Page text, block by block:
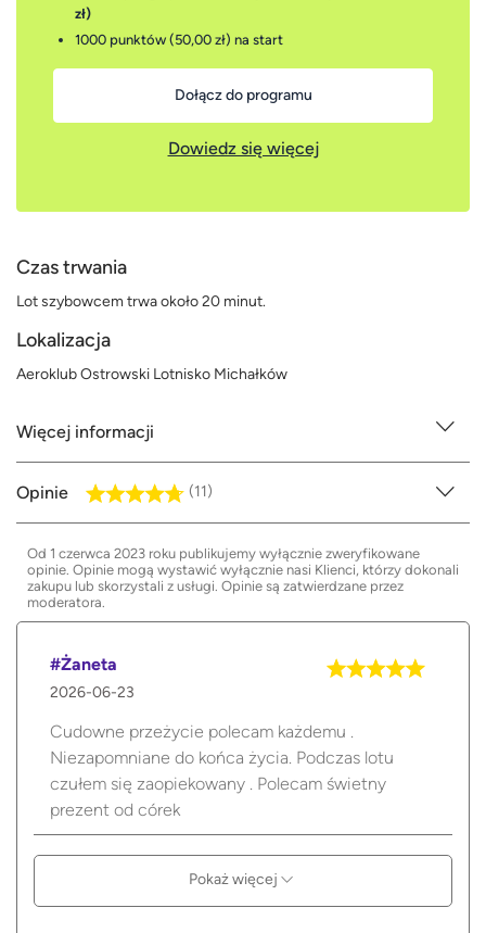
zł)
1000 punktów (50,00 zł) na start
Dołącz do programu
Dowiedz się więcej
Czas trwania
Lot szybowcem trwa około 20 minut.
Lokalizacja
Aeroklub Ostrowski Lotnisko Michałków
Więcej informacji
Opinie (11)
Od 1 czerwca 2023 roku publikujemy wyłącznie zweryfikowane
opinie. Opinie mogą wystawić wyłącznie nasi Klienci, którzy dokonali
zakupu lub skorzystali z usługi. Opinie są zatwierdzane przez
moderatora.
#Żaneta
2026-06-23
Cudowne przeżycie polecam każdemu .
Niezapomniane do końca życia. Podczas lotu
czułem się zaopiekowany . Polecam świetny
prezent od córek
Pokaż więcej